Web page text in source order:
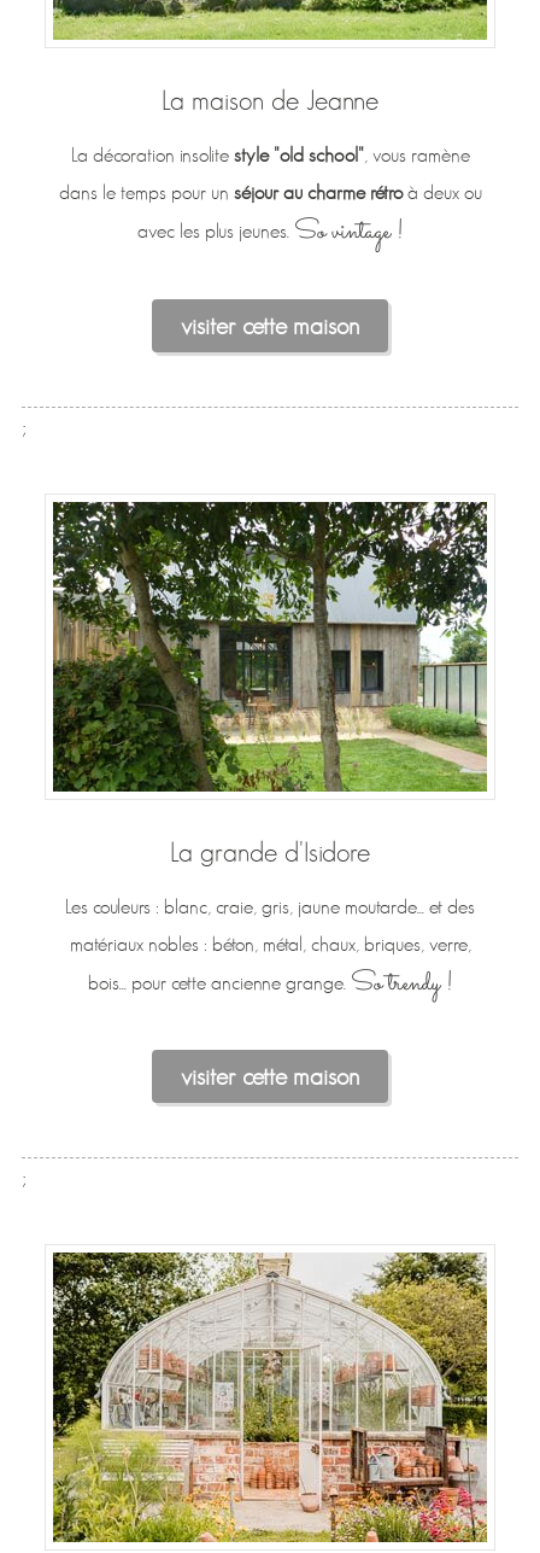
La maison de Jeanne
La décoration insolite style "old school", vous ramène
dans le temps pour un séjour au charme rétroà deux ou
avec les plus jeunes. So vintage !
visiter cette maison
;
La grande d'Isidore
Les couleurs : blanc, craie, gris, jaune moutarde... et des
matériaux nobles : béton, métal, chaux, briques, verre,
bois... pour cette ancienne grange. So trendy !
visiter cette maison
;